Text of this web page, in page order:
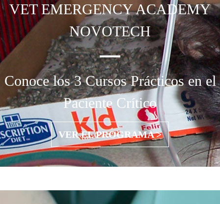
VET EMERGENCYACADEMY
NOVOTECH
Conoce los 3 Cursos Prácticos en el
Paciente Crítico
VER EL PROGRAMA >